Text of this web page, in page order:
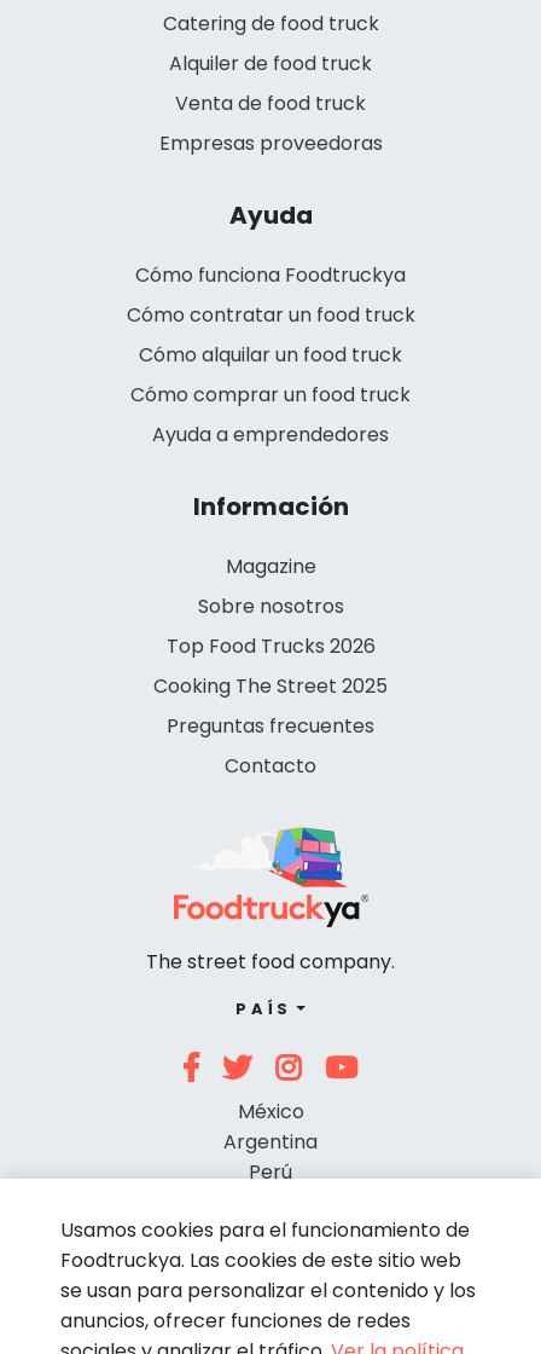
Catering de food truck
Alquiler de food truck
Venta de food truck
Empresas proveedoras
Ayuda
Cómo funciona Foodtruckya
Cómo contratar un food truck
Cómo alquilar un food truck
Cómo comprar un food truck
Ayuda a emprendedores
Información
Magazine
Sobre nosotros
Top Food Trucks 2026
Cooking The Street 2025
Preguntas frecuentes
Contacto
The street food company.
PAÍS
México
Argentina
Perú
Usamos cookies para el funcionamiento de
Foodtruckya. Las cookies de este sitio web
se usan para personalizar el contenido y los
anuncios, ofrecer funciones de redes